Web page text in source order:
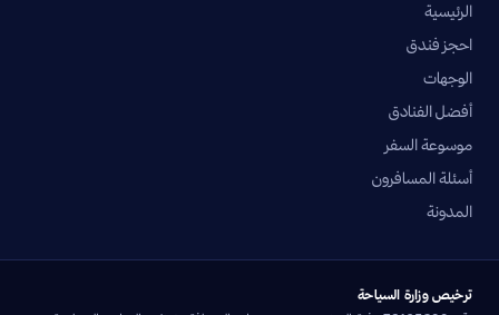
الرئيسية
احجز فندق
الوجهات
أفضل الفنادق
موسوعة السفر
أسئلة المسافرون
المدونة
ترخيص وزارة السياحة